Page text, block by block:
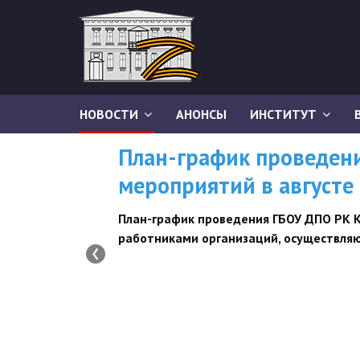
НОВОСТИ АНОНСЫ ИНСТИТУТ
ВНИМАНИЮ
Информируем, что в соответствии с
организации предоставления
руководящих и педагогических
категорий слушателей» обучение будет
‹